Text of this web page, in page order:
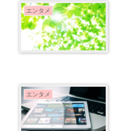
エンタメ
エンタメ